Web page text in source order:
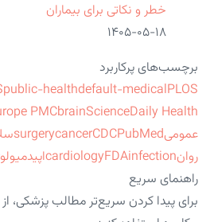
خطر و نکاتی برای بیماران
۱۴۰۵-۰۵-۱۸
برچسب‌های پرکاربرد
public-healthdefault-medicalPLOS
PMCbrainScienceDaily Health
عمومی
surgerycancerCDCPubMed
روان
cardiologyFDAinfection
راهنمای سریع
برای پیدا کردن سریع‌تر مطالب